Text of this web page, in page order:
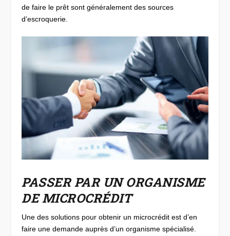
de faire le prêt sont généralement des sources
d’escroquerie.
PASSER PAR UN ORGANISME
DE MICROCRÉDIT
Une des solutions pour obtenir un microcrédit est d’en
faire une demande auprès d’un organisme spécialisé.